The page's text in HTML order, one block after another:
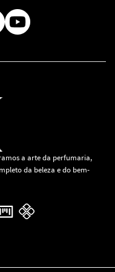
a arte da perfumaria,
da beleza e do bem-